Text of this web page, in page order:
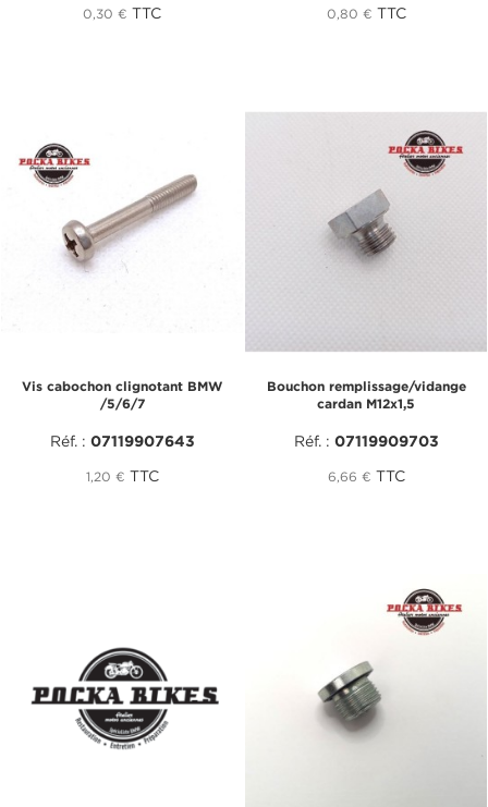
0,30 € TTC 0,80 € TTC
Vis cabochon clignotant BMW
/5/6/7
Réf. : 07119907643
1,20 € TTC
Bouchon remplissage/vidange
cardan M12x1,5
Réf. : 07119909703
6,66 € TTC